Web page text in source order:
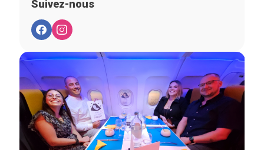
Suivez-nous